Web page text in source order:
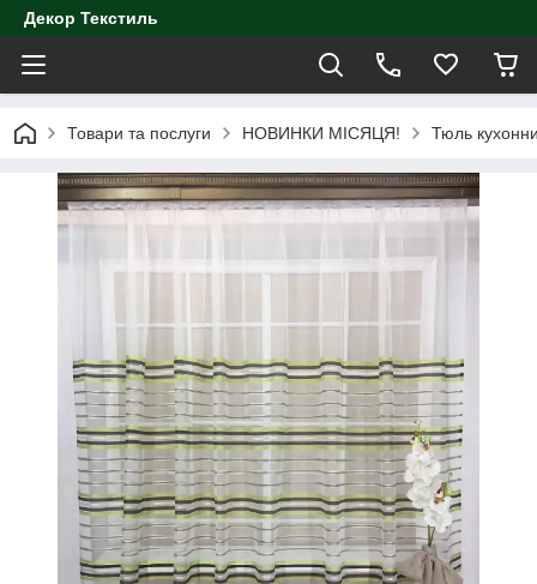
Декор Текстиль
Товари та послуги НОВИНКИ МІСЯЦЯ! Тюль